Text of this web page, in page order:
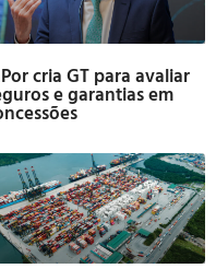
cria GT para avaliar
e garantias em